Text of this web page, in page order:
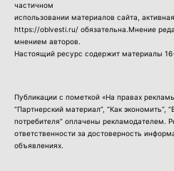
частичном
использовании материалов сайта,
https://oblvesti.ru/ обязательна.Мнение
мнением авторов.
Настоящий ресурс содержит материалы
Публикации с пометкой «На правах
“Партнерский материал”, “Как экономить”,
потребителя” оплачены рекламодателем.
ответственности за достоверность
объявлениях.